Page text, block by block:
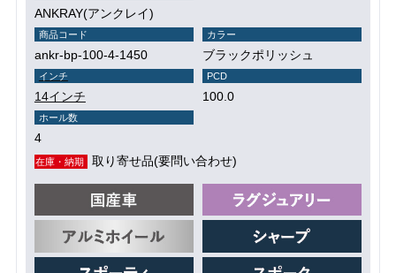
ANKRAY(アンクレイ)
商品コード
ankr-bp-100-4-1450
カラー
ブラックポリッシュ
インチ
14インチ
PCD
100.0
ホール数
4
在庫・納期 取り寄せ品(要問い合わせ)